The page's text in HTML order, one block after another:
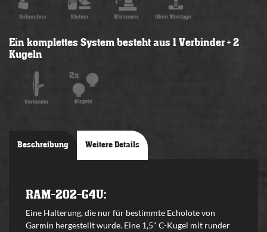
Ein komplettes System besteht aus 1 Verbinder + 2
Kugeln
Beschreibung Weitere Details
RAM-202-G4U:
Eine Halterung, die nur für bestimmte Echolote von
Garmin hergestellt wurde. Eine 1,5" C-Kugel mit runder